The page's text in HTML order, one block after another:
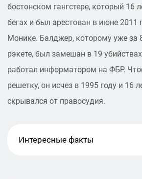
бостонском гангстере, который 16
бегах и был арестован в июне 2011
Монике. Балджер, которому уже за
рэкете, был замешан в 19
работал информатором на ФБР.
решетку, он исчез в 1995 году и 16
скрывался от правосудия.
Интересные факты